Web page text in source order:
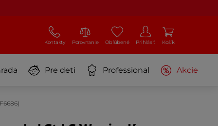
Kontakty Porovnanie Obľúbené Prihlásiť Košík
Pre deti Professional Akcie